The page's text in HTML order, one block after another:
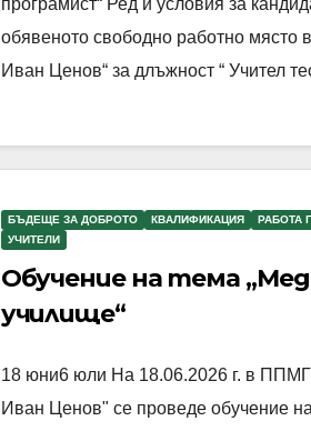
програмист“ Ред и условия за
обявеното свободно работно място
Иван Ценов“ за длъжност “ Учител
БЪДЕЩЕ ЗА ДОБРОТО КВАЛИФИКАЦИЯ
РАБОТА
УЧИТЕЛИ
Обучение на тема
училище“
18 юни6 юли На 18.06.2026 г. в
Иван Ценов" се проведе обучение